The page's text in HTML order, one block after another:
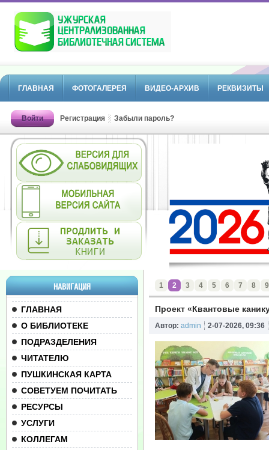
ГЛАВНАЯ ФОТОГАЛЕРЕЯ ВИДЕО-АРХИВ РЕКВИЗИТЫ
Войти Регистрация Забыли пароль?
НАВИГАЦИЯ
ГЛАВНАЯ
О БИБЛИОТЕКЕ
ПОДРАЗДЕЛЕНИЯ
ЧИТАТЕЛЮ
ПУШКИНСКАЯ КАРТА
СОВЕТУЕМ ПОЧИТАТЬ
РЕСУРСЫ
УСЛУГИ
КОЛЛЕГАМ
1 2 3 4 5 6 7 8 9
Проект «Квантовые
Автор: admin 2-07-2026, 09:36